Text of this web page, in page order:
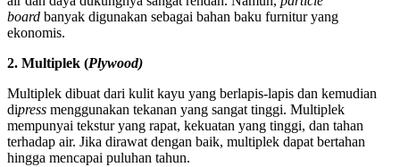
board banyak digunakan sebagai bahan baku furnitur yang
ekonomis.
2. Multiplek (Plywood)
Multiplek dibuat dari kulit kayu yang berlapis-lapis dan kemudian
dipress menggunakan tekanan yang sangat tinggi. Multiplek
mempunyai tekstur yang rapat, kekuatan yang tinggi, dan tahan
terhadap air. Jika dirawat dengan baik, multiplek dapat bertahan
hingga mencapai puluhan tahun.